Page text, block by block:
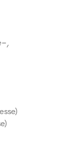
,